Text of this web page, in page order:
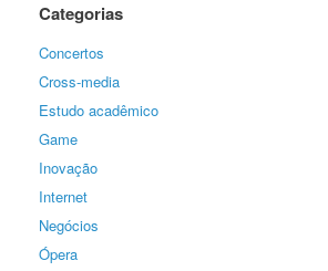
Categorias
Concertos
Cross-media
Estudo acadêmico
Game
Inovação
Internet
Negócios
Ópera